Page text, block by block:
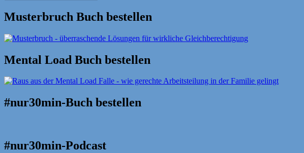
nach:
Musterbruch Buch bestellen
Mental Load Buch bestellen
#nur30min-Buch bestellen
#nur30min-Podcast